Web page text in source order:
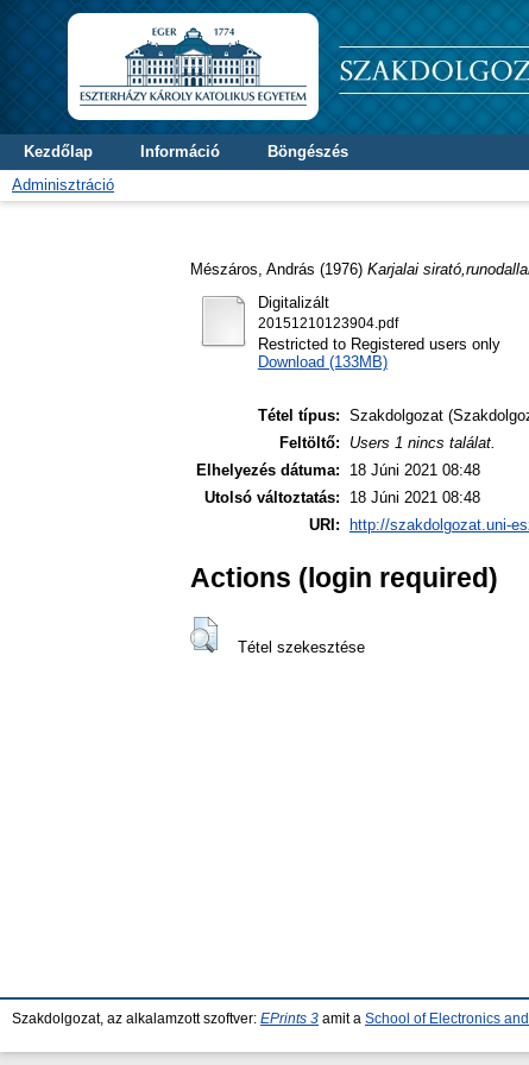
Kezdőlap Információ
Böngészés
Adminisztráció
Mészáros, András (1976) Karjalai
Digitalizált
20151210123904.pdf
Restricted to Registered users only
Download (133MB)
Tétel típus: Szakdolgozat
Feltöltő:
Users 1 nincs találat.
Elhelyezés dátuma:
18 Júni 2021 08:48
Utolsó változtatás:
18 Júni 2021 08:48
URI:
http://szakdolgozat.uni-
Actions (login required)
Tétel szekesztése
Szakdolgozat, az alkalamzott szoftver: EPrints 3 amit a School of Electronics